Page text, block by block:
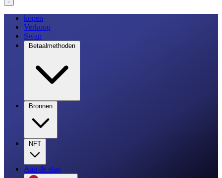
kopen
Verkoop
Swap
Betaalmethoden
Bronnen
NFT
Aan de slag